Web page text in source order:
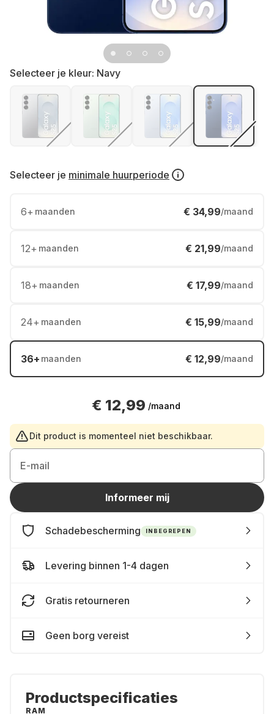
Selecteer je kleur: Navy
Selecteer je minimale huurperiode
6+ maanden € 34,99/maand
12+ maanden € 21,99/maand
18+ maanden € 17,99/maand
24+ maanden € 15,99/maand
36+ maanden € 12,99/maand
€ 12,99 /maand
Dit product is momenteel niet beschikbaar.
E-mail
Informeer mij
Schadebescherming INBEGREPEN
Levering binnen 1-4 dagen
Gratis retourneren
Geen borg vereist
Productspecificaties
RAM